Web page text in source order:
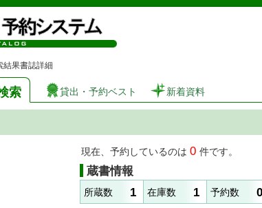
図書館 蔵書検索・予約システム
結果書誌詳細
索 貸出・予約ベスト 新着資料
現在、予約しているのは 0 件です。
蔵書情報
所蔵数 1 在庫数 1 予約数 0